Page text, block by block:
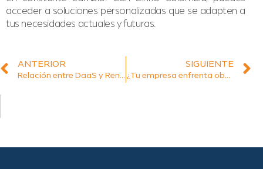
acceder a soluciones personalizadas que se adapten a
tus necesidades actuales y futuras.
ANTERIOR
Relación entre DaaS y Renting Tecnológico
SIGUIENTE
¿Tu empresa enfrenta obstáculos? Así los convierte ZINKO en oportunidades